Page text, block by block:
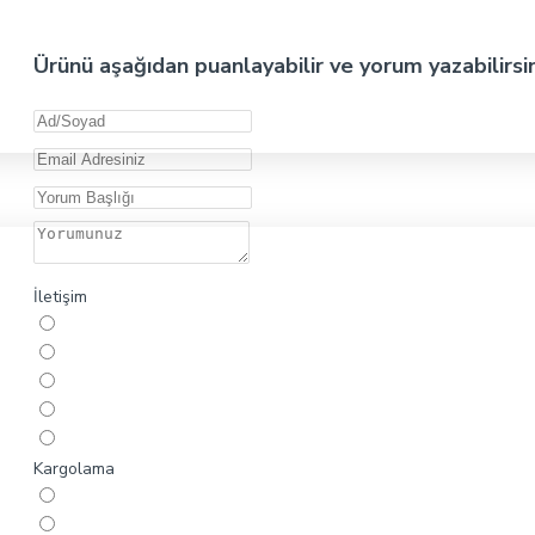
Ürünü aşağıdan puanlayabilir ve yorum
İletişim
Kargolama